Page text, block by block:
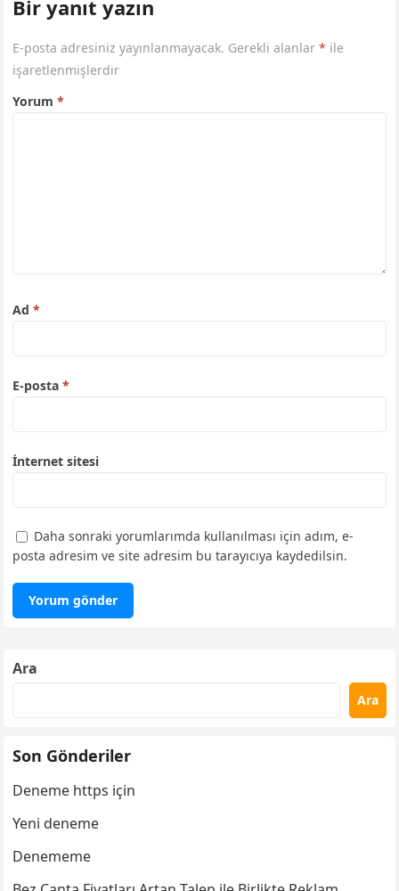
Bir yanıt yazın
E-posta adresiniz yayınlanmayacak. Gerekli alanlar* ile
işaretlenmişlerdir
Yorum*
Ad*
E-posta*
İnternet sitesi
Daha sonraki yorumlarımda kullanılması için adım, e-
posta adresim ve site adresim bu tarayıcıya kaydedilsin.
Ara
Ara
Son Gönderiler
Deneme https için
Yeni deneme
Denememe